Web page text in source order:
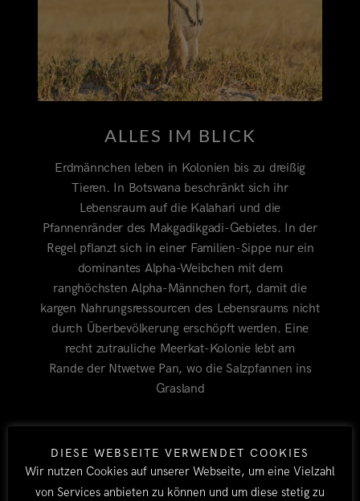
ALLES IM BLICK
Erdmännchen leben in Kolonien bis zu dreißig
Tieren. In Botswana beschränkt sich ihr
Lebensraum auf die Kalahari und die
Pfannenränder des Makgadikgadi-Gebietes. In der
Regel pflanzt sich in einer Familien-Sippe nur ein
dominantes Alpha-Weibchen mit dem
ranghöchsten Alpha-Männchen fort, damit die
kargen Nahrungsressourcen des Lebensraums nicht
durch Überbevölkerung erschöpft werden. Eine
recht zutrauliche Meerkat-Kolonie lebt am
Rande der Ntwetwe Pan, wo die Salzpfannen ins
Grasland
SEPTEMBER 2017
DIESE WEBSEITE VERWENDET COOKIES
Wir nutzen Cookies auf unserer Webseite, um eine Vielzahl
von Services anbieten zu können und um diese stetig zu